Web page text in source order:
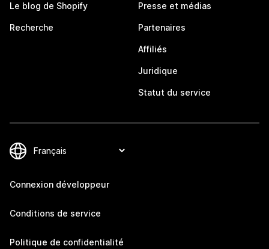
Le blog de Shopify
Recherche
Presse et médias
Partenaires
Affiliés
Juridique
Statut du service
Connexion développeur
Conditions de service
Politique de confidentialité